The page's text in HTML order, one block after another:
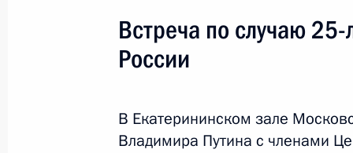
переписи населения для городов
11 декабря 2018 года, 19:30
Встреча по случаю
России
В Екатерининском зале
Владимира Путина с членами